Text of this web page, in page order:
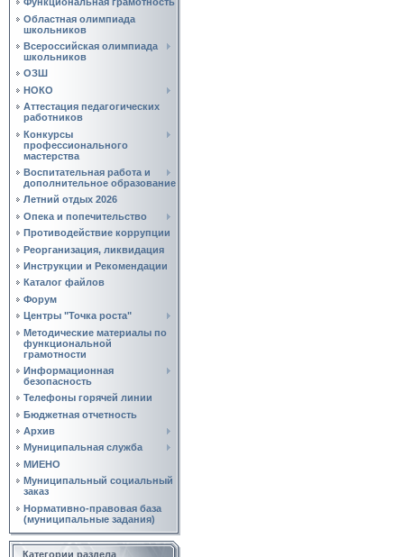
Областная олимпиада
школьников
Всероссийская олимпиада
школьников
ОЗШ
НОКО
Аттестация педагогических
работников
Конкурсы
профессионального
мастерства
Воспитательная работа и
дополнительное образование
Летний отдых 2026
Опека и попечительство
Противодействие коррупции
Реорганизация, ликвидация
Инструкции и Рекомендации
Каталог файлов
Форум
Центры "Точка роста"
Методические материалы по
функциональной
грамотности
Информационная
безопасность
Телефоны горячей линии
Бюджетная отчетность
Архив
Муниципальная служба
МИЕНО
Муниципальный социальный
заказ
Нормативно‑правовая база
(муниципальные задания)
Категории раздела